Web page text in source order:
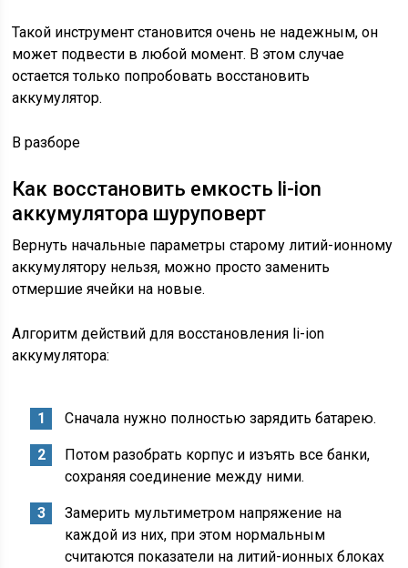
Такой инструмент становится очень не надежным, он
может подвести в любой момент. В этом случае
остается только попробовать восстановить
аккумулятор.
В разборе
Как восстановить емкость li-ion
аккумулятора шуруповерт
Вернуть начальные параметры старому литий-ионному
аккумулятору нельзя, можно просто заменить
отмершие ячейки на новые.
Алгоритм действий для восстановления li-ion
аккумулятора:
Сначала нужно полностью зарядить батарею.
Потом разобрать корпус и изъять все банки,
сохраняя соединение между ними.
Замерить мультиметром напряжение на
каждой из них, при этом нормальным
считаются показатели на литий-ионных блоках